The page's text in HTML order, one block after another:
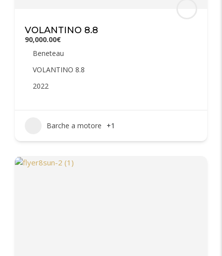
VOLANTINO 8.8
90,000.00€
Beneteau
VOLANTINO 8.8
2022
Barche a motore +1